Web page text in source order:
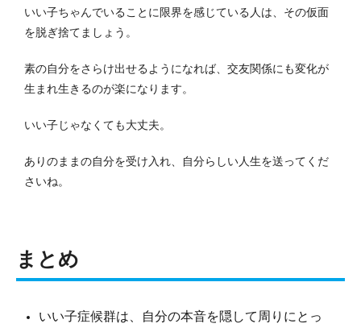
いい子ちゃんでいることに限界を感じている人は、その仮面
を脱ぎ捨てましょう。
素の自分をさらけ出せるようになれば、交友関係にも変化が
生まれ生きるのが楽になります。
いい子じゃなくても大丈夫。
ありのままの自分を受け入れ、自分らしい人生を送ってくだ
さいね。
まとめ
いい子症候群は、自分の本音を隠して周りにとっ